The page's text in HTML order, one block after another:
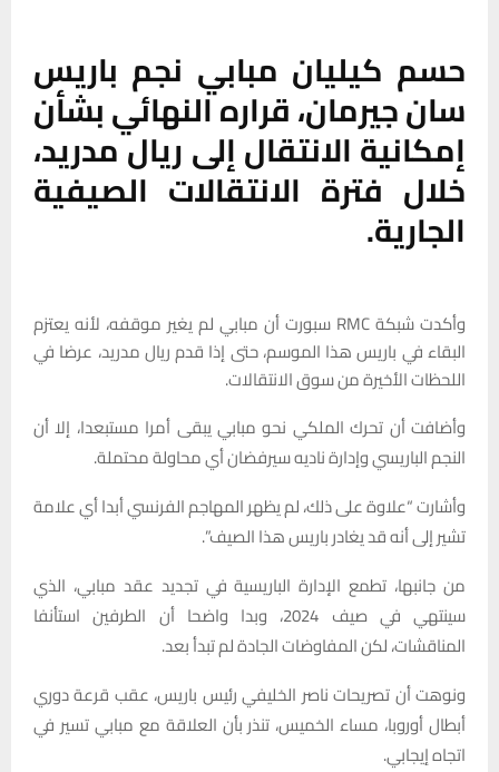
حسم كيليان مبابي نجم باريس
سان جيرمان، قراره النهائي بشأن
إمكانية الانتقال إلى ريال مدريد،
خلال فترة الانتقالات الصيفية
الجارية.
وأكدت شبكة RMC سبورت أن مبابي لم يغير موقفه، لأنه يعتزم
البقاء في باريس هذا الموسم، حتى إذا قدم ريال مدريد، عرضا في
اللحظات الأخيرة من سوق الانتقالات.
وأضافت أن تحرك الملكي نحو مبابي يبقى أمرا مستبعدا، إلا أن
النجم الباريسي وإدارة ناديه سيرفضان أي محاولة محتملة.
وأشارت “علاوة على ذلك، لم يظهر المهاجم الفرنسي أبدا أي علامة
تشير إلى أنه قد يغادر باريس هذا الصيف”.
من جانبها، تطمع الإدارة الباريسية في تجديد عقد مبابي، الذي
سينتهي في صيف 2024، وبدا واضحا أن الطرفين استأنفا
المناقشات، لكن المفاوضات الجادة لم تبدأ بعد.
ونوهت أن تصريحات ناصر الخليفي رئيس باريس، عقب قرعة دوري
أبطال أوروبا، مساء الخميس، تنذر بأن العلاقة مع مبابي تسير في
اتجاه إيجابي.